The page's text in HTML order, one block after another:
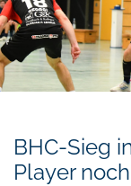
BHC-Sieg
Player